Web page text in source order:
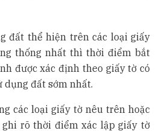
đất thể hiện trên các loại giấy
thống nhất thì thời điểm bắt
được xác định theo giấy tờ có
dụng đất sớm nhất.
các loại giấy tờ nêu trên hoặc
rõ thời điểm xác lập giấy tờ